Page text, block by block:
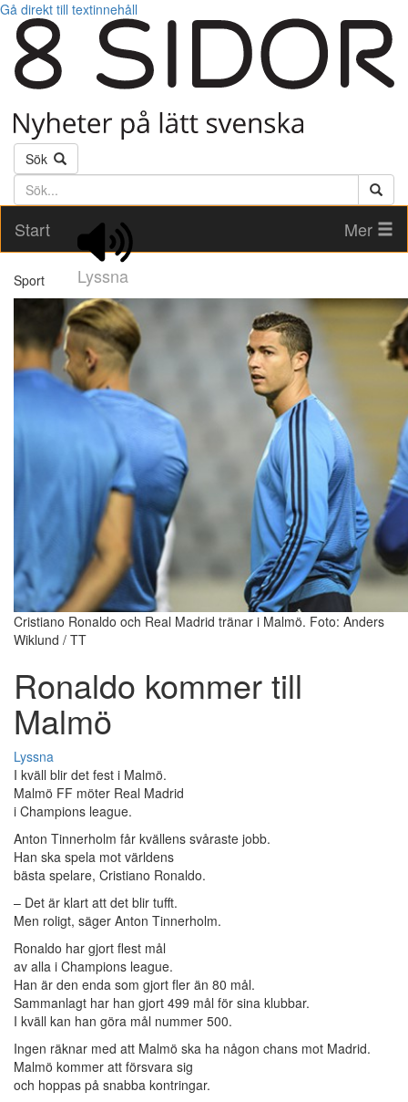
Gå direkt till textinnehåll
Sök
Söktext
Start
Lyssna
Mer
Sport
Cristiano Ronaldo och Real Madrid tränar i Malmö. Foto: Anders
Wiklund / TT
Ronaldo kommer till
Malmö
Lyssna
I kväll blir det fest i Malmö.
Malmö FF möter Real Madrid
i Champions league.
Anton Tinnerholm får kvällens svåraste jobb.
Han ska spela mot världens
bästa spelare, Cristiano Ronaldo.
– Det är klart att det blir tufft.
Men roligt, säger Anton Tinnerholm.
Ronaldo har gjort flest mål
av alla i Champions league.
Han är den enda som gjort fler än 80 mål.
Sammanlagt har han gjort 499 mål för sina klubbar.
I kväll kan han göra mål nummer 500.
Ingen räknar med att Malmö ska ha någon chans mot Madrid.
Malmö kommer att försvara sig
och hoppas på snabba kontringar.